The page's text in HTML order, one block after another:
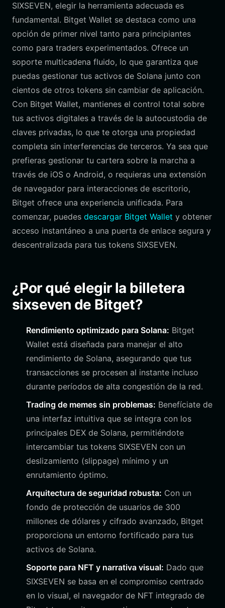
SIXSEVEN, elegir la herramienta adecuada es
fundamental. Bitget Wallet se destaca como una
opción de primer nivel tanto para principiantes
como para traders experimentados. Ofrece un
soporte multicadena fluido, lo que garantiza que
puedas gestionar tus activos de Solana junto con
cientos de otros tokens sin cambiar de aplicación.
Con Bitget Wallet, mantienes el control total sobre
tus activos digitales a través de la autocustodia de
claves privadas, lo que te otorga una propiedad
completa sin interferencias de terceros. Ya sea que
prefieras gestionar tu cartera sobre la marcha a
través de iOS o Android, o requieras una extensión
de navegador para interacciones de escritorio,
Bitget ofrece una experiencia unificada. Para
comenzar, puedes descargar Bitget Wallet y obtener
acceso instantáneo a una puerta de enlace segura y
descentralizada para tus tokens SIXSEVEN.
¿Por qué elegir la billetera
sixseven de Bitget?
Rendimiento optimizado para Solana: Bitget
Wallet está diseñada para manejar el alto
rendimiento de Solana, asegurando que tus
transacciones se procesen al instante incluso
durante períodos de alta congestión de la red.
Trading de memes sin problemas: Benefíciate de
una interfaz intuitiva que se integra con los
principales DEX de Solana, permitiéndote
intercambiar tus tokens SIXSEVEN con un
deslizamiento (slippage) mínimo y un
enrutamiento óptimo.
Arquitectura de seguridad robusta: Con un
fondo de protección de usuarios de 300
millones de dólares y cifrado avanzado, Bitget
proporciona un entorno fortificado para tus
activos de Solana.
Soporte para NFT y narrativa visual: Dado que
SIXSEVEN se basa en el compromiso centrado
en lo visual, el navegador de NFT integrado de